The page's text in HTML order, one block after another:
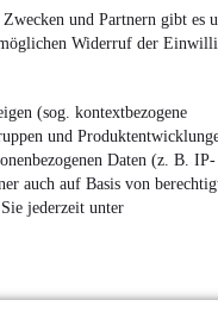
und Partnern gibt es
Widerruf der
(sog. kontextbezogene
und
Daten (z. B. IP-
auch auf Basis von
jederzeit unter